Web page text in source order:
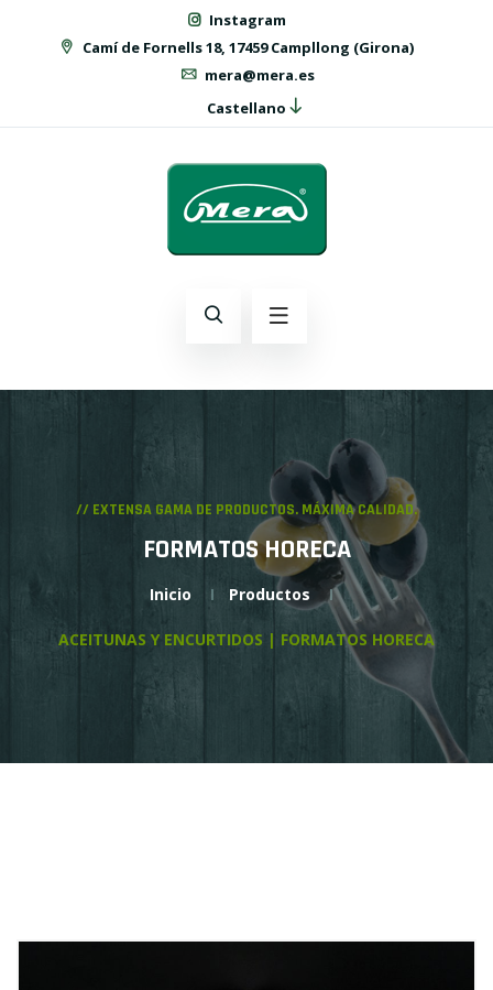
Instagram
Camí de Fornells 18, 17459 Campllong (Girona)
mera@mera.es
Castellano
// EXTENSA GAMA DE PRODUCTOS. MÁXIMA CALIDAD.
FORMATOS HORECA
Inicio Productos
ACEITUNAS Y ENCURTIDOS | FORMATOS HORECA